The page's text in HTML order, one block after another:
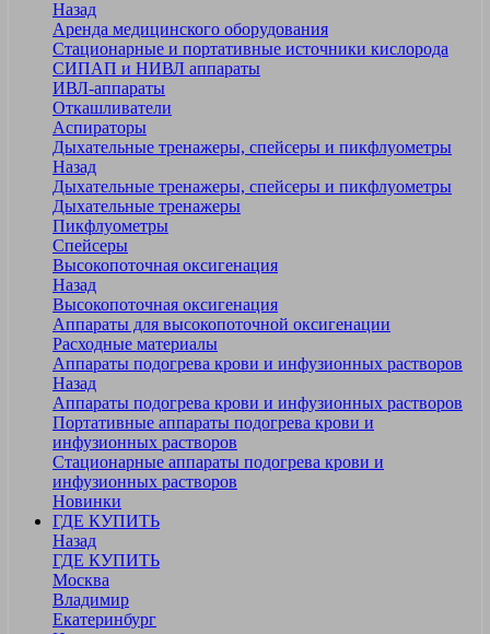
Назад
Аренда медицинского оборудования
Стационарные и портативные источники кислорода
СИПАП и НИВЛ аппараты
ИВЛ-аппараты
Откашливатели
Аспираторы
Дыхательные тренажеры, спейсеры и пикфлуометры
Назад
Дыхательные тренажеры, спейсеры и пикфлуометры
Дыхательные тренажеры
Пикфлуометры
Спейсеры
Высокопоточная оксигенация
Назад
Высокопоточная оксигенация
Аппараты для высокопоточной оксигенации
Расходные материалы
Аппараты подогрева крови и инфузионных растворов
Назад
Аппараты подогрева крови и инфузионных растворов
Портативные аппараты подогрева крови и
инфузионных растворов
Стационарные аппараты подогрева крови и
инфузионных растворов
Новинки
ГДЕ КУПИТЬ
Назад
ГДЕ КУПИТЬ
Москва
Владимир
Екатеринбург